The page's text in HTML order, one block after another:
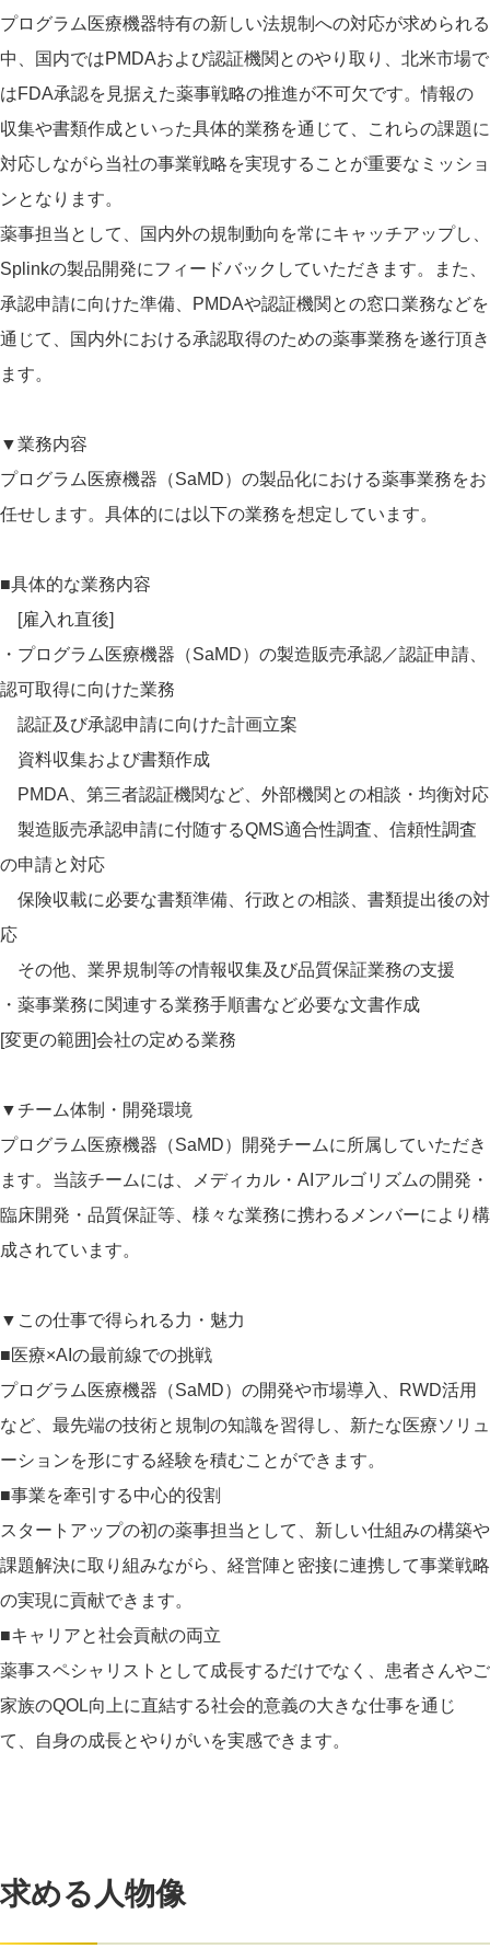
プログラム医療機器特有の新しい法規制への対応が求められる
中、国内ではPMDAおよび認証機関とのやり取り、北米市場で
はFDA承認を見据えた薬事戦略の推進が不可欠です。情報の
収集や書類作成といった具体的業務を通じて、これらの課題に
対応しながら当社の事業戦略を実現することが重要なミッショ
ンとなります。
薬事担当として、国内外の規制動向を常にキャッチアップし、
Splinkの製品開発にフィードバックしていただきます。また、
承認申請に向けた準備、PMDAや認証機関との窓口業務などを
通じて、国内外における承認取得のための薬事業務を遂行頂き
ます。
▼業務内容
プログラム医療機器（SaMD）の製品化における薬事業務をお
任せします。具体的には以下の業務を想定しています。
■具体的な業務内容
[雇入れ直後]
・プログラム医療機器（SaMD）の製造販売承認／認証申請、
認可取得に向けた業務
認証及び承認申請に向けた計画立案
資料収集および書類作成
PMDA、第三者認証機関など、外部機関との相談・均衡対応
製造販売承認申請に付随するQMS適合性調査、信頼性調査
の申請と対応
保険収載に必要な書類準備、行政との相談、書類提出後の対
応
その他、業界規制等の情報収集及び品質保証業務の支援
・薬事業務に関連する業務手順書など必要な文書作成
[変更の範囲]会社の定める業務
▼チーム体制・開発環境
プログラム医療機器（SaMD）開発チームに所属していただき
ます。当該チームには、メディカル・AIアルゴリズムの開発・
臨床開発・品質保証等、様々な業務に携わるメンバーにより構
成されています。
▼この仕事で得られる力・魅力
■医療×AIの最前線での挑戦
プログラム医療機器（SaMD）の開発や市場導入、RWD活用
など、最先端の技術と規制の知識を習得し、新たな医療ソリュ
ーションを形にする経験を積むことができます。
■事業を牽引する中心的役割
スタートアップの初の薬事担当として、新しい仕組みの構築や
課題解決に取り組みながら、経営陣と密接に連携して事業戦略
の実現に貢献できます。
■キャリアと社会貢献の両立
薬事スペシャリストとして成長するだけでなく、患者さんやご
家族のQOL向上に直結する社会的意義の大きな仕事を通じ
て、自身の成長とやりがいを実感できます。
求める人物像